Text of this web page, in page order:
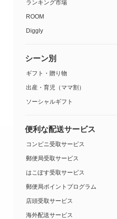
ランキング市場
ROOM
Diggly
シーン別
ギフト・贈り物
出産・育児（ママ割）
ソーシャルギフト
便利な配送サービス
コンビニ受取サービス
郵便局受取サービス
はこぽす受取サービス
郵便局ポイントプログラム
店頭受取サービス
海外配送サービス